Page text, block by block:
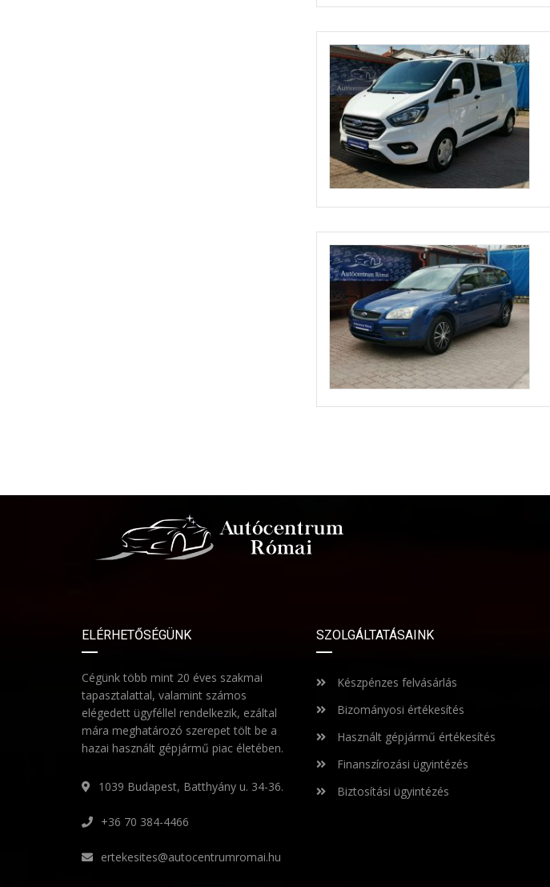
ELÉRHETŐSÉGÜNK
Cégünk több mint 20 éves szakmai
tapasztalattal, valamint számos
elégedett ügyféllel rendelkezik, ezáltal
mára meghatározó szerepet tölt be a
hazai használt gépjármű piac életében.
1039 Budapest, Batthyány u. 34-36.
+36 70 384-4466
ertekesites@autocentrumromai.hu
SZOLGÁLTATÁSAINK
Készpénzes felvásárlás
Bizományosi értékesítés
Használt gépjármű értékesítés
Finanszírozási ügyintézés
Biztosítási ügyintézés